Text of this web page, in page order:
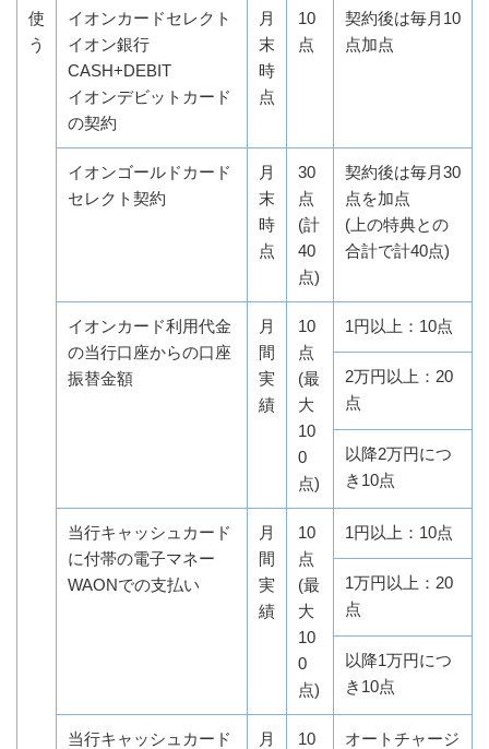
使
う
イオンカードセレクト
イオン銀行
CASH+DEBIT
イオンデビットカード
の契約
月
末
時
点
10
点
契約後は毎月10
点加点
イオンゴールドカード
セレクト契約
月
末
時
点
30
点
(計
40
点)
契約後は毎月30
点を加点
(上の特典との
合計で計40点)
イオンカード利用代金
の当行口座からの口座
振替金額
月
間
実
績
10
点
(最
大
10
0
点)
1円以上：10点
2万円以上：20
点
以降2万円につ
き10点
当行キャッシュカード
に付帯の電子マネー
WAONでの支払い
月
間
実
績
10
点
(最
大
10
0
点)
1円以上：10点
1万円以上：20
点
以降1万円につ
き10点
当行キャッシュカード
月
10
オートチャージ